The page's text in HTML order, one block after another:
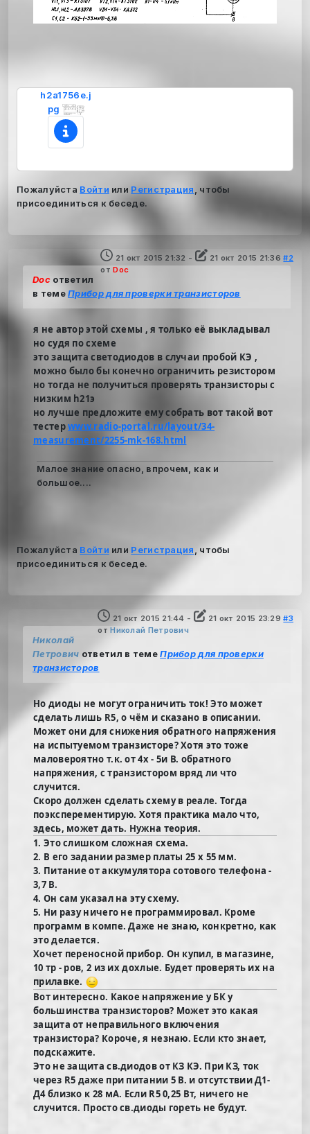
h2a1756e.j
pg
Пожалуйста Войти или Регистрация
, чтобы
присоединиться к беседе.
21 окт 2015 21:32 - 21 окт 2015 21:36 #2
отDoc
Docответил
в темеПрибор для проверки транзисторов
я не автор этой схемы , я только её выкладывал
но судя по схеме
это защита светодиодов в случаи пробой КЭ ,
можно было бы конечно ограничить резистором
но тогда не получиться проверять транзисторы с
низким h21э
но лучше предложите ему собрать вот такой вот
тестерwww.radio-portal.ru/layout/34-
measurement/2255-mk-168.html
Малое знание опасно, впрочем, как и
большое....
Пожалуйста Войти или Регистрация
, чтобы
присоединиться к беседе.
21 окт 2015 21:44 - 21 окт 2015 23:29 #3
отНиколай Петрович
Николай
Петрович ответил в темеПрибор для проверки
транзисторов
Но диоды не могут ограничить ток! Это может
сделать лишь R5, о чём и сказано в описании.
Может они для снижения обратного напряжения
на испытуемом транзисторе? Хотя это тоже
маловероятно т.к. от 4х - 5и В. обратного
напряжения, с транзистором вряд ли что
случится.
Скоро должен сделать схему в реале. Тогда
поэксперементирую. Хотя практика мало что,
здесь, может дать. Нужна теория.
1. Это слишком сложная схема.
2. В его задании размер платы 25 х 55 мм.
3. Питание от аккумулятора сотового телефона -
3,7 В.
4. Он сам указал на эту схему.
5. Ни разу ничего не программировал. Кроме
программ в компе. Даже не знаю, конкретно, как
это делается.
Хочет переносной прибор. Он купил, в магазине,
10 тр - ров, 2 из их дохлые. Будет проверять их на
прилавке.
Вот интересно. Какое напряжение у БК у
большинства транзисторов? Может это какая
защита от неправильного включения
транзистора? Короче, я незнаю. Если кто знает,
подскажите.
Это не защита св.диодов от КЗ КЭ. При КЗ, ток
через R5 даже при питании 5 В. и отсутствии Д1-
Д4 близко к 28 мА. Если R5 0,25 Вт, ничего не
случится. Просто св.диоды гореть не будут.